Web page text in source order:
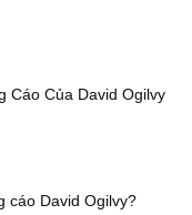
Cáo Của David Ogilvy
cáo David Ogilvy?